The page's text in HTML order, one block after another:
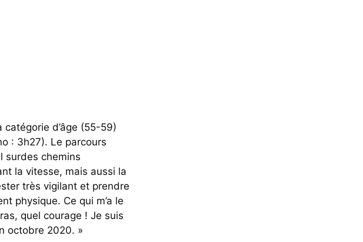
catégorie d’âge (55-59)
: 3h27). Le parcours
surdes chemins
la vitesse, mais aussi la
très vigilant et prendre
physique. Ce qui m’a le
quel courage ! Je suis
octobre 2020. »